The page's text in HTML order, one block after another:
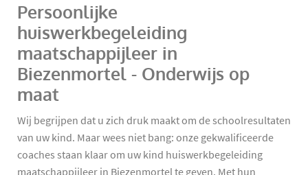
Persoonlijke
huiswerkbegeleiding
maatschappijleer in
Biezenmortel - Onderwijs op
maat
Wij begrijpen dat u zich druk maakt om de schoolresultaten
van uw kind. Maar wees niet bang: onze gekwalificeerde
coaches staan klaar om uw kind huiswerkbegeleiding
maatschappijleer in Biezenmortel te geven. Met hun